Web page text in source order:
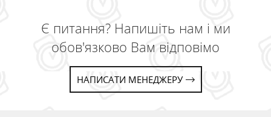
Є питання? Напишіть нам і ми
обов'язково Вам відповімо
НАПИСАТИ МЕНЕДЖЕРУ